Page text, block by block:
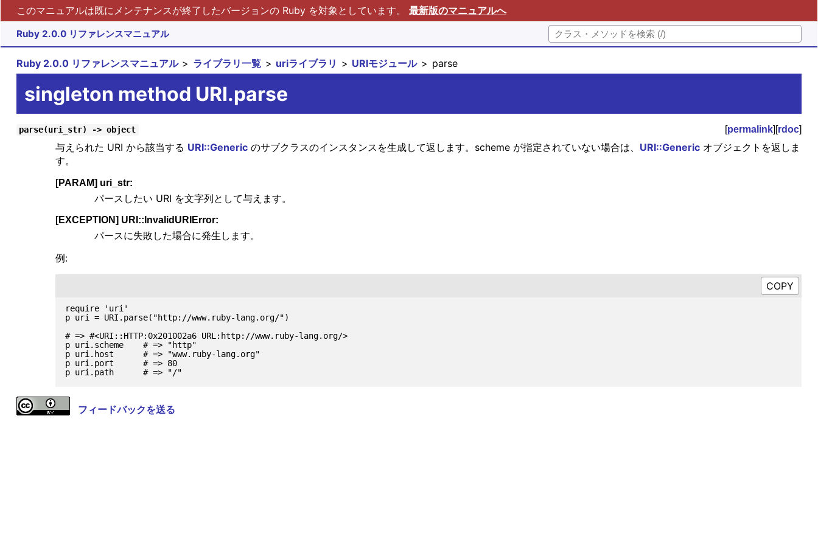
このマニュアルは既にメンテナンスが終了したバージョンの Ruby を対象としています。 最新版のマニュアルへ
Ruby 2.0.0 リファレンスマニュアル
Ruby 2.0.0 リファレンスマニュアル ライブラリ一覧 uriライブラリ URIモジュール parse
singleton method URI.parse
parse(uri_str) -> object [permalink][rdoc]
与えられた URI から該当する URI::Genericのサブクラスのインスタンスを生成して返します。scheme が指定されていない場合は、 URI::Genericオブジェクトを返しま
す。
[PARAM] uri_str:
パースしたい URI を文字列として与えます。
[EXCEPTION] URI::InvalidURIError:
パースに失敗した場合に発生します。
例:
require 'uri'
p uri = URI.parse("http://www.ruby-lang.org/")
# => #<URI::HTTP:0x201002a6 URL:http://www.ruby-lang.org/>
p uri.scheme    # => "http"
p uri.host      # => "www.ruby-lang.org"
p uri.port      # => 80
フィードバックを送る